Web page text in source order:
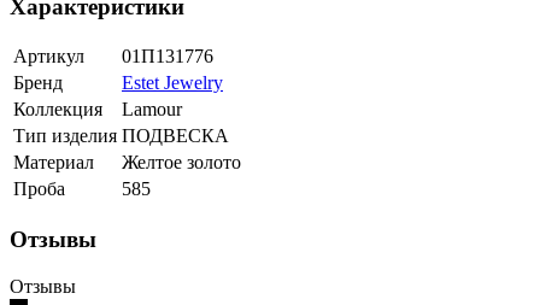
Характеристики
Артикул
01П131776
Бренд
Estet Jewelry
Коллекция
Lamour
Тип изделия ПОДВЕСКА
Материал
Желтое золото
Проба
585
Отзывы
Отзывы